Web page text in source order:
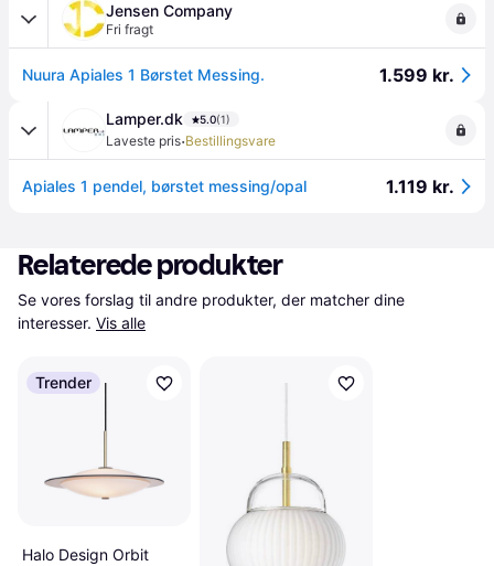
Jensen Company
Fri fragt
Nuura Apiales 1 Børstet Messing. 1.599 kr.
Lamper.dk 5.0(1)
Laveste pris·Bestillingsvare
Apiales 1 pendel, børstet messing/opal 1.119 kr.
Relaterede produkter
Se vores forslag til andre produkter, der matcher dine
interesser. Vis alle
Trender
Halo Design Orbit